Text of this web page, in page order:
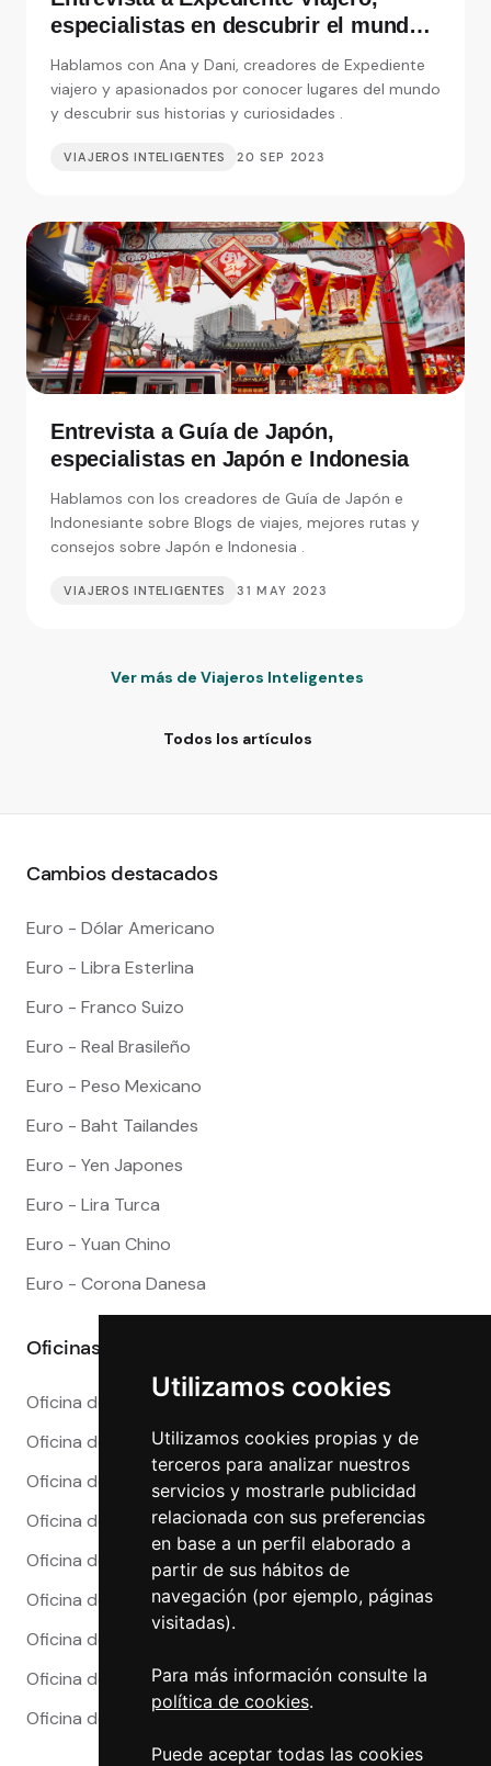
Utilizamos cookies
Utilizamos cookies propias y de
terceros para analizar nuestros
servicios y mostrarle publicidad
relacionada con sus preferencias
en base a un perfil elaborado a
partir de sus hábitos de
navegación (por ejemplo, páginas
visitadas).
Para más información consulte la
política de cookies.
Puede aceptar todas las cookies
especialistas en descubrir el mundo y
Hablamos con Ana y Dani, creadores de Expediente
viajero y apasionados por conocer lugares del mundo
y descubrir sus historias y curiosidades .
VIAJEROS INTELIGENTES 20 SEP 2023
Entrevista a Guía de Japón,
especialistas en Japón e Indonesia
Hablamos con los creadores de Guía de Japón e
Indonesiante sobre Blogs de viajes, mejores rutas y
consejos sobre Japón e Indonesia .
VIAJEROS INTELIGENTES 31 MAY 2023
Ver más de Viajeros Inteligentes
Todos los artículos
Cambios destacados
Euro - Dólar Americano
Euro - Libra Esterlina
Euro - Franco Suizo
Euro - Real Brasileño
Euro - Peso Mexicano
Euro - Baht Tailandes
Euro - Yen Japones
Euro - Lira Turca
Euro - Yuan Chino
Euro - Corona Danesa
Oficinas
Oficina de Cambio en Alicante
Oficina de Cambio en Barcelona
Oficina de Cambio en Córdoba
Oficina de Cambio en Granada
Oficina de Cambio en Madrid
Oficina de Cambio en Málaga
Oficina de Cambio en Marbella
Oficina de Cambio en Sevilla
Oficina de Cambio en Valencia